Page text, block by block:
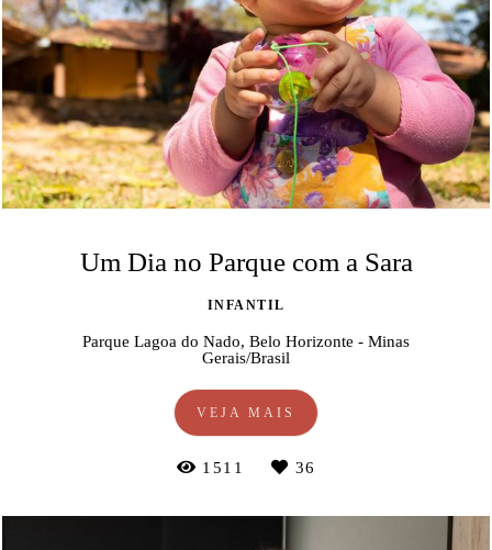
Um Dia no Parque com a Sara
INFANTIL
Parque Lagoa do Nado, Belo Horizonte - Minas
Gerais/Brasil
VEJA MAIS
1511 36